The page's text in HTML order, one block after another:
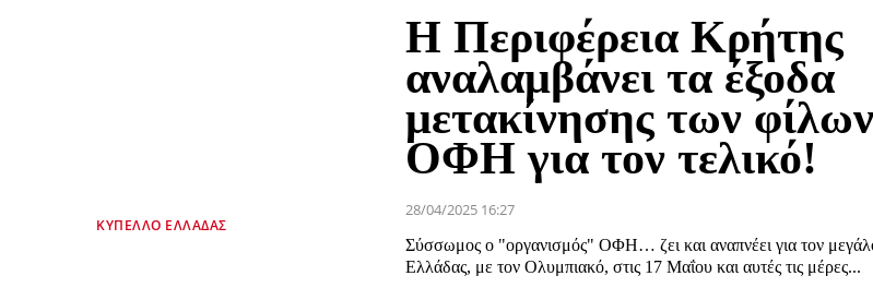
ΚΎΠΕΛΛΟ ΕΛΛΆΔΑΣ
Η Περιφέρεια Κρήτης
αναλαμβάνει τα έξοδα
μετακίνησης των
ΟΦΗ για τον τελικό!
28/04/2025 16:27
Σύσσωμος ο "οργανισμός" ΟΦΗ… ζει και αναπνέει για τον
Ελλάδας, με τον Ολυμπιακό, στις 17 Μαΐου και αυτές τις μέρες...